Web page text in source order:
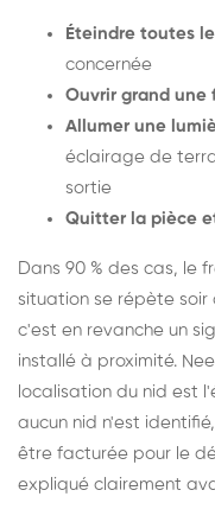
Éteindre toutes
concernée
Ouvrir grand une
Allumer une
éclairage de
sortie
Quitter la pièce
Dans 90 % des cas, le
situation se répète soir
c'est en revanche un
installé à proximité.
localisation du nid est
aucun nid n'est
être facturée pour le
expliqué clairement